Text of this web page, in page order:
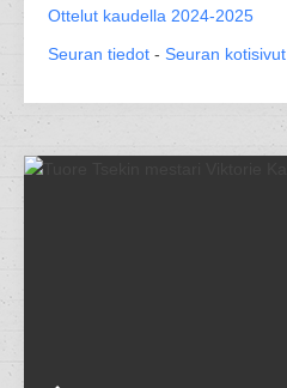
Ottelut kaudella 2024-2025
Seuran tiedot - Seuran kotisivut